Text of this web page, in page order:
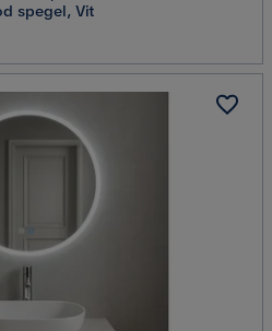
spegel, Vit